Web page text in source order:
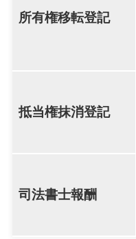
所有権移転登記
抵当権抹消登記
司法書士報酬